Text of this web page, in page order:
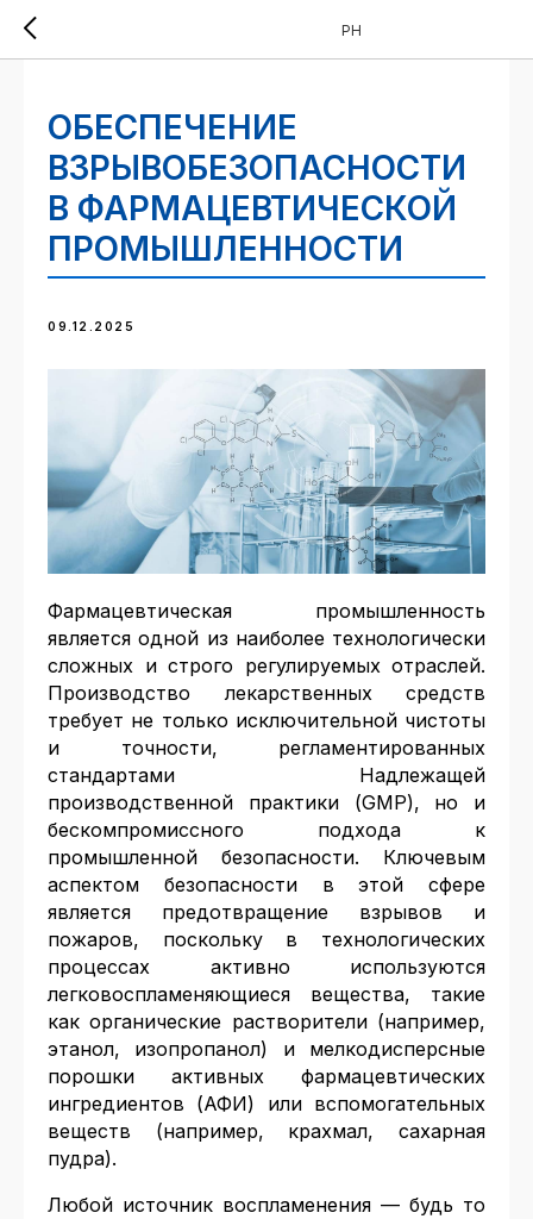
PH
ОБЕСПЕЧЕНИЕ
ВЗРЫВОБЕЗОПАСНОСТИ
В ФАРМАЦЕВТИЧЕСКОЙ
ПРОМЫШЛЕННОСТИ
09.12.2025
Фармацевтическая промышленность
является одной из наиболее технологически
сложных и строго регулируемых отраслей.
Производство лекарственных средств
требует не только исключительной чистоты
и точности, регламентированных
стандартами Надлежащей
производственной практики (GMP), но и
бескомпромиссного подхода к
промышленной безопасности. Ключевым
аспектом безопасности в этой сфере
является предотвращение взрывов и
пожаров, поскольку в технологических
процессах активно используются
легковоспламеняющиеся вещества, такие
как органические растворители (например,
этанол, изопропанол) и мелкодисперсные
порошки активных фармацевтических
ингредиентов (АФИ) или вспомогательных
веществ (например, крахмал, сахарная
пудра).
Любой источник воспламенения — будь то